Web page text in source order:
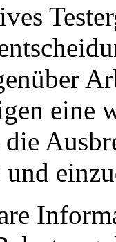
eine
die
und